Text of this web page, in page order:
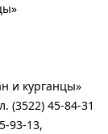
и курганцы»
(3522) 45-84-31
93-13,